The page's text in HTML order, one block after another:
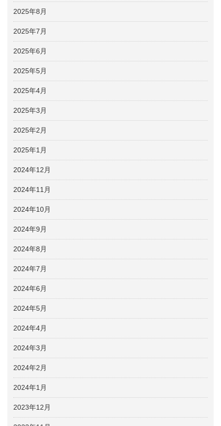
2025年8月
2025年7月
2025年6月
2025年5月
2025年4月
2025年3月
2025年2月
2025年1月
2024年12月
2024年11月
2024年10月
2024年9月
2024年8月
2024年7月
2024年6月
2024年5月
2024年4月
2024年3月
2024年2月
2024年1月
2023年12月